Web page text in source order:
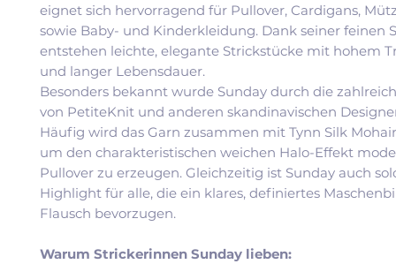
eignet sich hervorragend für Pullover, Cardigans,
sowie Baby- und Kinderkleidung. Dank seiner feinen
entstehen leichte, elegante Strickstücke mit hohem
und langer Lebensdauer.
Besonders bekannt wurde Sunday durch die
von PetiteKnit und anderen skandinavischen
Häufig wird das Garn zusammen mit Tynn Silk
um den charakteristischen weichen Halo-Effekt
Pullover zu erzeugen. Gleichzeitig ist Sunday auch
Highlight für alle, die ein klares, definiertes
Flausch bevorzugen.
Warum Strickerinnen Sunday lieben: